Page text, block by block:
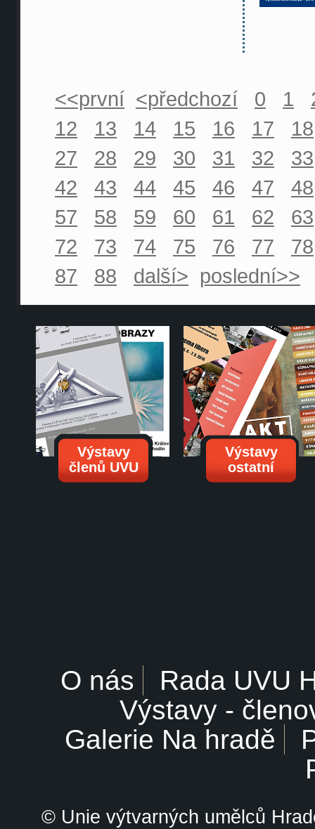
<<první <předchozí 0 1
12
13 14 15 16 17
18
27
28 29 30 31 32
33
42
43 44 45 46 47
48
57
58 59 60 61 62
63
72
73 74 75 76 77
78
87
88 další> poslední>>
Výstavy
členů UVU
Výstavy
ostatní
O nás
Rada UVU
Výstavy -
Galerie Na hradě
© Unie výtvarných umělců